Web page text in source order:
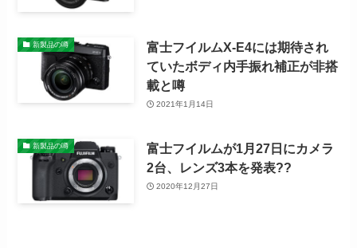
新製品の噂
富士フイルムX-E4には期待され
ていたボディ内手振れ補正が非搭
載と噂
2021年1月14日
新製品の噂
富士フイルムが1月27日にカメラ
2台、レンズ3本を発表??
2020年12月27日